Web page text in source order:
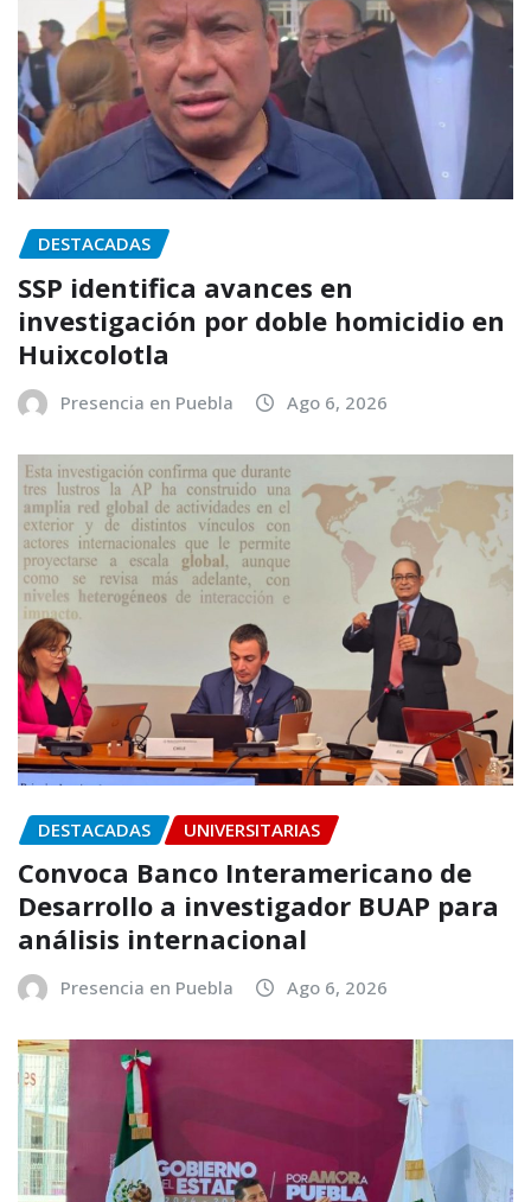
DESTACADAS
SSP identifica avances en
investigación por doble homicidio en
Huixcolotla
Presencia en Puebla Ago 6, 2026
DESTACADAS UNIVERSITARIAS
Convoca Banco Interamericano de
Desarrollo a investigador BUAP para
análisis internacional
Presencia en Puebla Ago 6, 2026